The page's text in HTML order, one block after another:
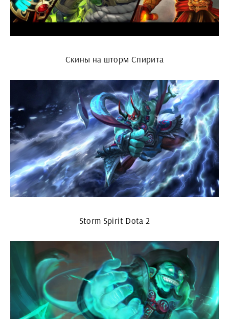
Скины на шторм Спирита
Storm Spirit Dota 2